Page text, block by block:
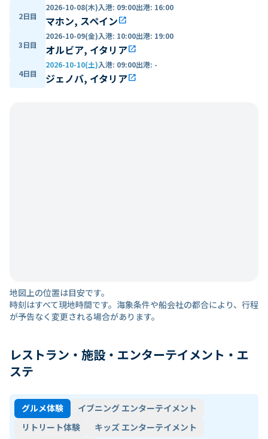
2日目
2026-10-08(木)入港: 09:00出港: 16:00
マホン, スペインopen_in_new
3日目
2026-10-09(金)入港: 10:00出港: 19:00
オルビア, イタリアopen_in_new
4日目
2026-10-10(土)入港: 09:00出港: -
ジェノバ, イタリアopen_in_new
地図上の位置は目安です。
時刻はすべて現地時間です。海象条件や船会社の都合により、行程
が予告なく変更される場合があります。
レストラン・施設・エンターテイメント・エ
ステ
グルメ体験
イブニング エンターテイメント
リトリート体験
キッズ エンターテイメント